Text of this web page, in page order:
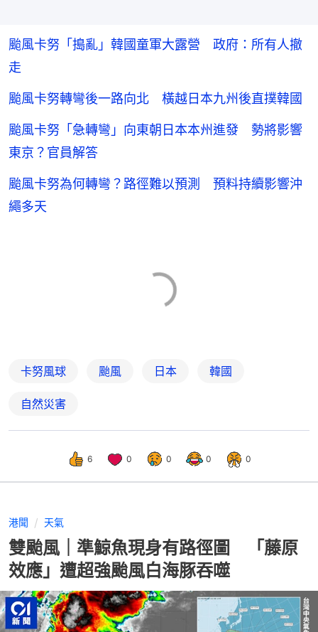
颱風卡努「搗亂」韓國童軍大露營 政府：所有人撤
走
颱風卡努轉彎後一路向北 橫越日本九州後直撲韓國
颱風卡努「急轉彎」向東朝日本本州進發 勢將影響
東京？官員解答
颱風卡努為何轉彎？路徑難以預測 預料持續影響沖
繩多天
卡努風球 颱風 日本 韓國
自然災害
6 0 0 0 0
港聞 天氣
雙颱風｜準鯨魚現身有路徑圖 「藤原
效應」遭超強颱風白海豚吞噬